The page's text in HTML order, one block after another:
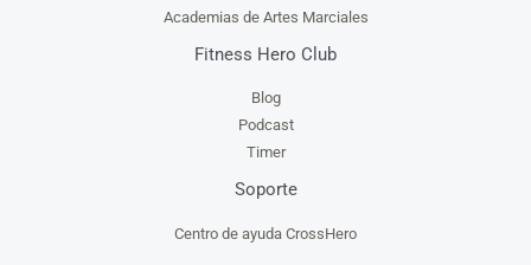
Academias de Artes Marciales
Fitness Hero Club
Blog
Podcast
Timer
Soporte
Centro de ayuda CrossHero